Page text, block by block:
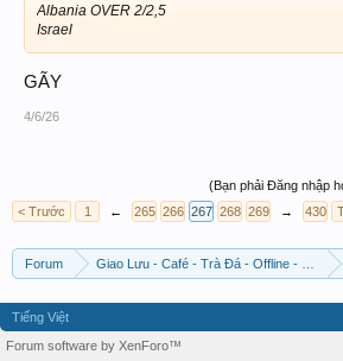
Albania OVER 2/2,5
Israel
GÃY
4/6/26
(Bạn phải Đăng nhập
< Trước
1 ← 265 266 267 268 269 → 430
Forum Giao Lưu - Café - Trà Đá - Offline - Tỉnh
Tiếng Việt
Forum software by XenForo™